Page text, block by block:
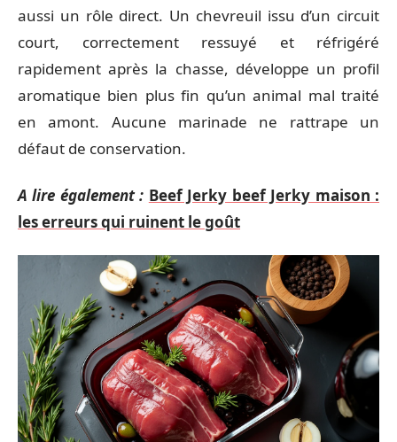
aussi un rôle direct. Un chevreuil issu d’un circuit
court, correctement ressuyé et réfrigéré
rapidement après la chasse, développe un profil
aromatique bien plus fin qu’un animal mal traité
en amont. Aucune marinade ne rattrape un
défaut de conservation.
A lire également : Beef Jerky beef Jerky maison :
les erreurs qui ruinent le goût